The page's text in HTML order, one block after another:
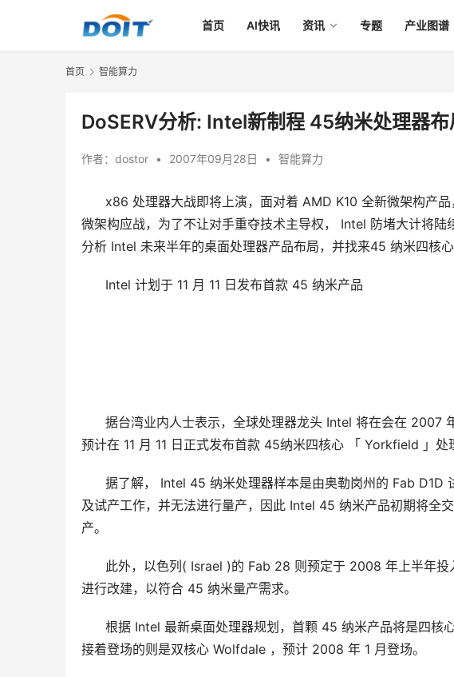
首页 AI快讯 资讯 专题 产业图谱
首页 智能算力
DoSERV分析: Intel新制程 45纳米处理器布
作者： dostor • 2007年09月28日 • 智能算力
x86 处理器大战即将上演，面对着 AMD K10 全新微架构产
微架构应战，为了不让对手重夺技术主导权， Intel 防堵大计将
分析 Intel 未来半年的桌面处理器产品布局，并找来45 纳米四核
Intel 计划于 11 月 11 日发布首款 45 纳米产品
据台湾业内人士表示，全球处理器龙头 Intel 将在会在 2007
预计在 11 月 11 日正式发布首款 45纳米四核心 「 Yorkfield 」处
据了解， Intel 45 纳米处理器样本是由奥勒岗州的 Fab D1D
及试产工作，并无法进行量产，因此 Intel 45 纳米产品初期将全
产。
此外，以色列( Israel )的 Fab 28 则预定于 2008 年上半年投
进行改建，以符合 45 纳米量产需求。
根据 Intel 最新桌面处理器规划，首颗 45 纳米产品将是四核
接着登场的则是双核心 Wolfdale ，预计 2008 年 1 月登场。